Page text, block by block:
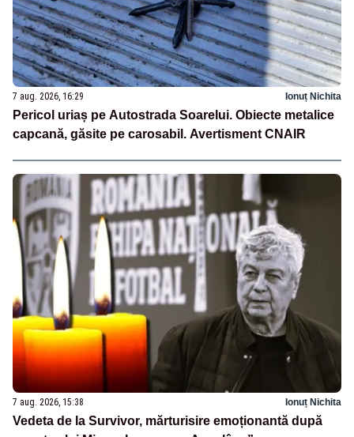
7 aug. 2026, 16:29 Ionuț Nichita
Pericol uriaș pe Autostrada Soarelui. Obiecte metalice
capcană, găsite pe carosabil. Avertisment CNAIR
7 aug. 2026, 15:38 Ionuț Nichita
Vedeta de la Survivor, mărturisire emoționantă după